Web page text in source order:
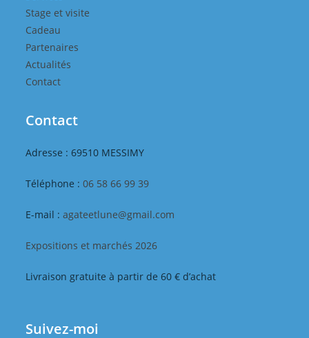
Stage et visite
Cadeau
Partenaires
Actualités
Contact
Contact
Adresse : 69510 MESSIMY
Téléphone :06 58 66 99 39
E-mail :agateetlune@gmail.com
Expositions et marchés 2026
Livraison gratuite à partir de 60 € d’achat
Suivez-moi